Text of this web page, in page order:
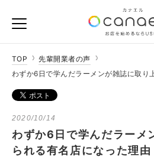
TOP
先輩開業者の声
わずか6日で学んだラーメンが雑誌に取り
2020/10/14
わずか6日で学んだラーメ
られる有名店になった理由